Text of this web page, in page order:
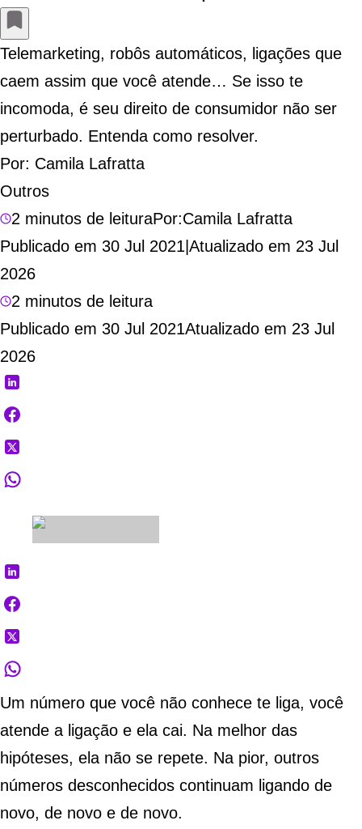
Telemarketing, robôs automáticos, ligações que
caem assim que você atende… Se isso te
incomoda, é seu direito de consumidor não ser
perturbado. Entenda como resolver.
Por: Camila Lafratta
Outros
2 minutos de leituraPor:Camila Lafratta
Publicado em 30 Jul 2021 Atualizado em 23 Jul
2026
2 minutos de leitura
Publicado em 30 Jul 2021Atualizado em 23 Jul
2026
Um número que você não conhece te liga, você
atende a ligação e ela cai. Na melhor das
hipóteses, ela não se repete. Na pior, outros
números desconhecidos continuam ligando de
novo, de novo e de novo.